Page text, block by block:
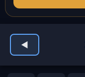
◀